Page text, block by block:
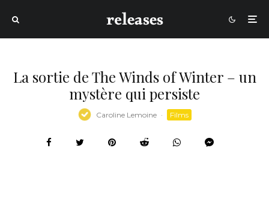
La sortie de The Winds of Winter – un
mystère qui persiste
Caroline Lemoine · Films